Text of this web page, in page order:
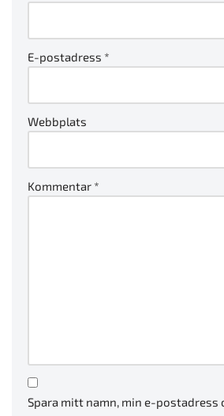
E-postadress *
Webbplats
Kommentar *
Spara mitt namn, min e-postadress